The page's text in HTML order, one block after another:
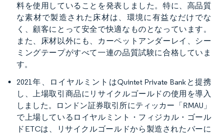
料を使用していることを発表しました。特に、高品質
な素材で製造された床材は、環境に有益なだけでな
く、顧客にとって安全で快適なものとなっています。
また、床材以外にも、カーペットアンダーレイ、シー
ミングテープがすべて一連の品質試験に合格していま
す。
2021年、ロイヤルミントはQuintet Private Bankと提携
し、上場取引商品にリサイクルゴールドの使用を導入
しました。ロンドン証券取引所にティッカー「RMAU」
で上場しているロイヤルミント・フィジカル・ゴール
ドETCは、リサイクルゴールドから製造されたバーに